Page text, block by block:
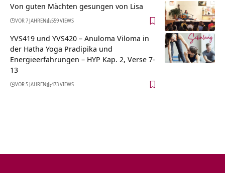
Von guten Mächten gesungen von Lisa
VOR 7 JAHREN 559 VIEWS
YVS419 und YVS420 – Anuloma Viloma in
der Hatha Yoga Pradipika und
Energieerfahrungen – HYP Kap. 2, Verse 7-
13
VOR 5 JAHREN 473 VIEWS